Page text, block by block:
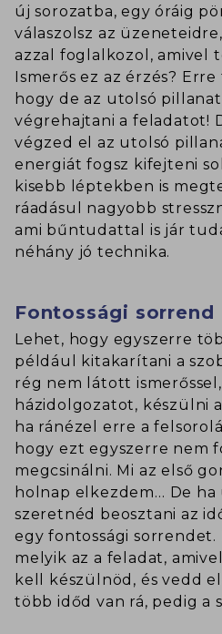
új sorozatba, egy óráig
válaszolsz az
azzal foglalkozol, amivel
Ismerős ez az érzés?
hogy de az utolsó
végrehajtani a feladatot!
végzed el az utolsó
energiát fogsz kifejteni
kisebb léptekben is
ráadásul nagyobb
ami bűntudattal is jár
néhány jó technika.
Fontossági sorrend
Lehet, hogy egyszerre
például kitakarítani a
rég nem látott
házidolgozatot, készülni
ha ránézel erre a
hogy ezt egyszerre nem
megcsinálni. Mi az első
holnap elkezdem… De ha
szeretnéd beosztani az
egy fontossági sorrendet.
melyik az a feladat,
kell készülnöd, és vedd
több időd van rá, pedig a